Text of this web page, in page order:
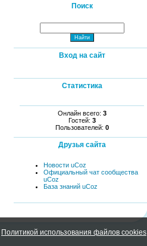
Поиск
Вход на сайт
Статистика
Онлайн всего: 3
Гостей: 3
Пользователей: 0
Друзья сайта
Новости uCoz
Официальный чат сообщества
uCoz
База знаний uCoz
Политикой использования файлов cookies